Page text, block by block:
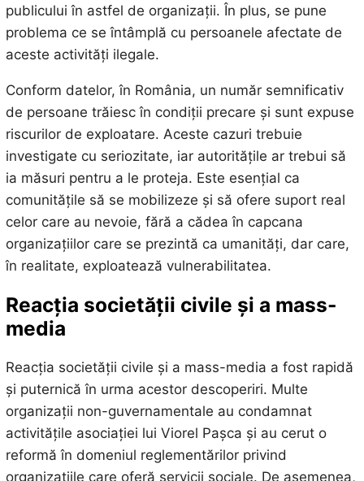
publicului în astfel de organizații. În plus, se pune
problema ce se întâmplă cu persoanele afectate de
aceste activități ilegale.
Conform datelor, în România, un număr semnificativ
de persoane trăiesc în condiții precare și sunt expuse
riscurilor de exploatare. Aceste cazuri trebuie
investigate cu seriozitate, iar autoritățile ar trebui să
ia măsuri pentru a le proteja. Este esențial ca
comunitățile să se mobilizeze și să ofere suport real
celor care au nevoie, fără a cădea în capcana
organizațiilor care se prezintă ca umanități, dar care,
în realitate, exploatează vulnerabilitatea.
Reacția societății civile și a mass-
media
Reacția societății civile și a mass-media a fost rapidă
și puternică în urma acestor descoperiri. Multe
organizații non-guvernamentale au condamnat
activitățile asociației lui Viorel Pașca și au cerut o
reformă în domeniul reglementărilor privind
organizațiile care oferă servicii sociale. De asemenea,